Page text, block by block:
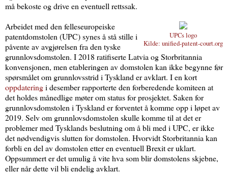
må bekoste og drive en eventuell rettssak.
UPCs logo
Kilde: unified-patent-court.org
Arbeidet med den felleseuropeiske
patentdomstolen (UPC) synes å stå stille i
påvente av avgjørelsen fra den tyske
grunnlovsdomstolen. I 2018 ratifiserte Latvia og Storbritannia
konvensjonen, men etableringen av domstolen kan ikke begynne før
spørsmålet om grunnlovsstrid i Tyskland er avklart. I en kort
oppdateringi desember rapporterte den forberedende komiteen at
det holdes månedlige møter om status for prosjektet. Saken for
grunnlovsdomstolen i Tyskland er forventet å komme opp i løpet av
2019. Selv om grunnlovsdomstolen skulle komme til at det er
problemer med Tysklands beslutning om å bli med i UPC, er ikke
det nødvendigvis slutten for domstolen. Hvorvidt Storbritannia kan
forbli en del av domstolen etter en eventuell Brexit er uklart.
Oppsummert er det umulig å vite hva som blir domstolens skjebne,
eller når dette vil bli endelig avklart.